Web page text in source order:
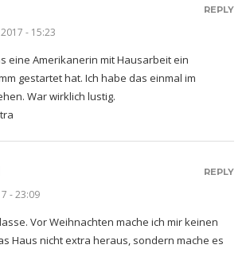
- 15:23
eine Amerikanerin mit Hausarbeit ein
gestartet hat. Ich habe das einmal im
War wirklich lustig.
REPLY
- 23:09
Vor Weihnachten mache ich mir keinen
Haus nicht extra heraus, sondern mache es
REPLY